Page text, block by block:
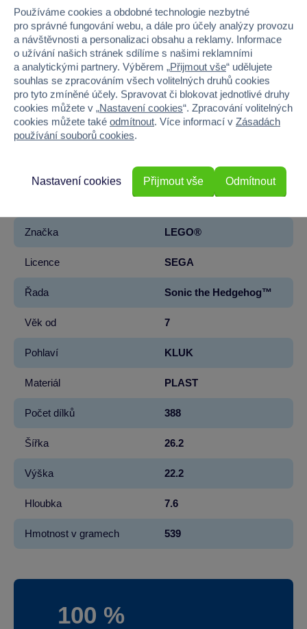
U našich hraček garantujemekvalitu a bezpečnost.
Kategorie
LEGO® Sonic the Hedgehog™ LEGO®
Parametry produktu
5702017529981
Značka LEGO®
Licence SEGA
Řada Sonic the Hedgehog™
Věk od 7
Pohlaví KLUK
Materiál PLAST
Počet dílků 388
Šířka 26.2
Výška 22.2
Hloubka 7.6
Hmotnost v gramech 539
100 %
Používáme cookies a obdobné technologie nezbytné
pro správné fungování webu, a dále pro účely analýzy provozu
a návštěvnosti a personalizaci obsahu a reklamy. Informace
o užívání našich stránek sdílíme s našimi reklamními
a analytickými partnery. Výběrem „Přijmout vše“ udělujete
souhlas se zpracováním všech volitelných druhů cookies
pro tyto zmíněné účely. Spravovat či blokovat jednotlivé druhy
cookies můžete v „Nastavení cookies“. Zpracování volitelných
cookies můžete také odmítnout. Více informací v Zásadách
používání souborů cookies.
Odmítnout
Nastavení cookies Přijmout vše